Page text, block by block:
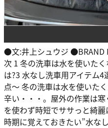
●文:井上シュウジ ●BRAND
次 1 冬の洗車は水を使いた
は?3 水なし洗車用アイテム
点〜 冬の洗車は水を使いた
辛い・・・。屋外の作業は
を使わず時短でササっと綺
時期に覚えておきたい”水な